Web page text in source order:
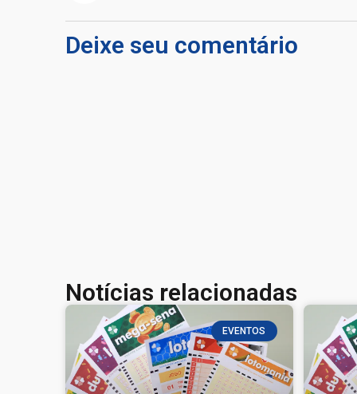
Deixe seu comentário
Notícias relacionadas
EVENTOS